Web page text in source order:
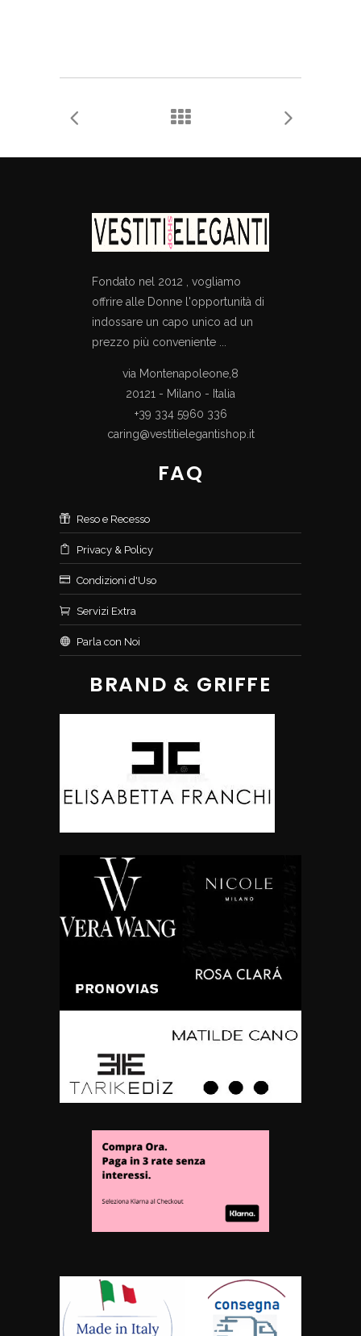
Fondato nel 2012 , vogliamo
offrire alle Donne l'opportunità di
indossare un capo unico ad un
prezzo più conveniente ...
via Montenapoleone,8
20121 - Milano - Italia
+39 334 5960 336
caring@vestitielegantishop.it
FAQ
Reso e Recesso
Privacy & Policy
Condizioni d'Uso
Servizi Extra
Parla con Noi
BRAND & GRIFFE